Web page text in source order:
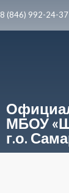
8 (846) 992-24-37
МБОУ
г.о.